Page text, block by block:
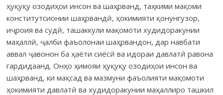
ҳуқуқу озодиҳои инсон ва шаҳрванд, таҳкими мақоми
конс­титут­сионии шаҳрвандӣ, ҳокимияти қонунгузор,
иҷроия ва судӣ, ташаккули мақомоти худидора­кунии
маҳаллӣ, ҷалби фаъолонаи шаҳр­вандон, дар навбати
аввал ҷаво­нон ба ҳаёти сиёсӣ ва идораи давлатӣ равона
гардидаанд. Онҳо ҳимояи ҳуқуқу озоди­ҳои инсон ва
шаҳр­ванд, ки мақсад ва мазмуни фаъо­лия­ти мақомоти
ҳокимияти давлатӣ ва худидоракунии маҳал­лиро ташкил